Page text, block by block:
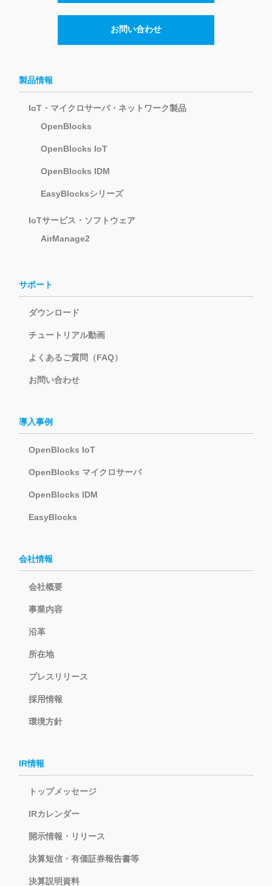
お問い合わせ
製品情報
IoT・マイクロサーバ・ネットワーク製品
OpenBlocks
OpenBlocks IoT
OpenBlocks IDM
EasyBlocksシリーズ
IoTサービス・ソフトウェア
AirManage2
サポート
ダウンロード
チュートリアル動画
よくあるご質問（FAQ）
お問い合わせ
導入事例
OpenBlocks IoT
OpenBlocks マイクロサーバ
OpenBlocks IDM
EasyBlocks
会社情報
会社概要
事業内容
沿革
所在地
プレスリリース
採用情報
環境方針
IR情報
トップメッセージ
IRカレンダー
開示情報・リリース
決算短信・有価証券報告書等
決算説明資料